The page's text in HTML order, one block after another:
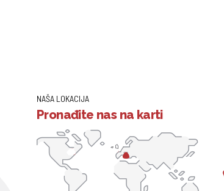
NAŠA LOKACIJA
Pronađite nas na karti